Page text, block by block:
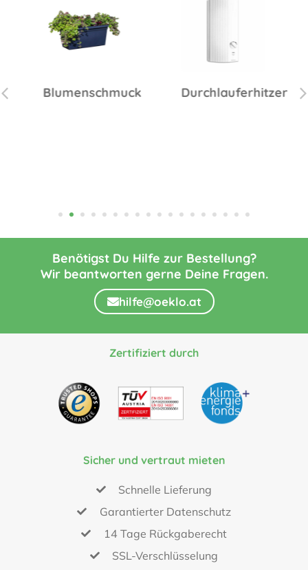
Blumenschmuck Durchlauferhitzer
Benötigst Du Hilfe zur Bestellung?
Wir beantworten gerne Deine Fragen.
hilfe@oeklo.at
Zertifiziert durch
Sicher und vertraut mieten
Schnelle Lieferung
Garantierter Datenschutz
14 Tage Rückgaberecht
SSL-Verschlüsselung